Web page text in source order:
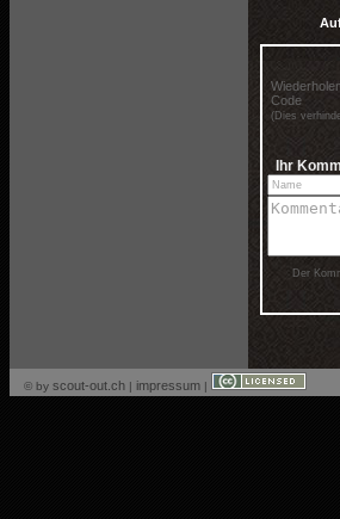
Code
(Dies
Ihr
Der
© by scout-out.ch | impressum |